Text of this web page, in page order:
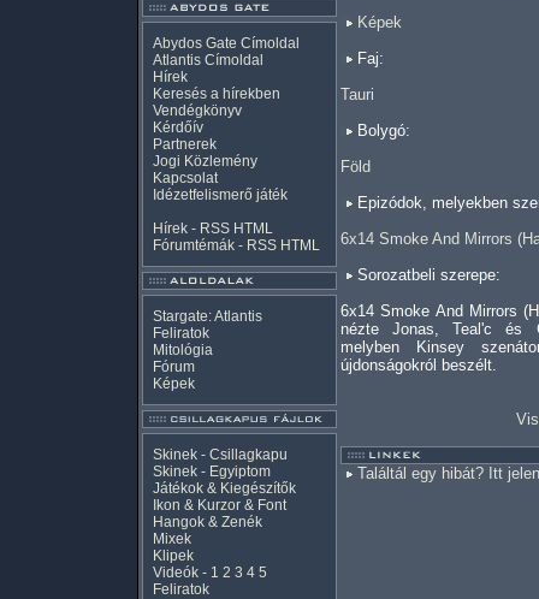
Abydos Gate Címoldal
Atlantis Címoldal
Hírek
Keresés a hírekben
Vendégkönyv
Kérdőív
Partnerek
Jogi Közlemény
Kapcsolat
Idézetfelismerő játék
Hírek - RSS HTML
Fórumtémák - RSS HTML
Stargate: Atlantis
Feliratok
Mitológia
Fórum
Képek
Skinek - Csillagkapu
Skinek - Egyiptom
Játékok & Kiegészítők
Ikon & Kurzor & Font
Hangok & Zenék
Mixek
Klipek
Videók - 1 2 3 4 5
Feliratok
Képek
Faj:
Tauri
Bolygó:
Föld
Epizódok, melyekben
6x14 Smoke And Mirrors
Sorozatbeli szerepe:
6x14 Smoke And Mirrors
nézte Jonas, Teal'c és
melyben Kinsey
újdonságokról beszélt.
Találtál egy hibát? Itt